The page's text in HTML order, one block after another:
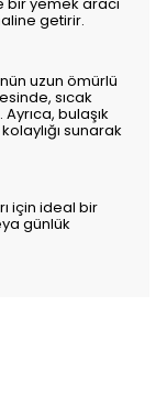
getirir.
uzun ömürlü
sıcak
bulaşık
sunarak
için ideal bir
günlük